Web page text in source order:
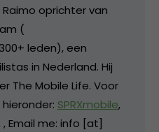
Raimo oprichter van
(
leden), een
in Nederland. Hij
The Mobile Life. Voor
SPRXmobile,
, Email me: info [at]